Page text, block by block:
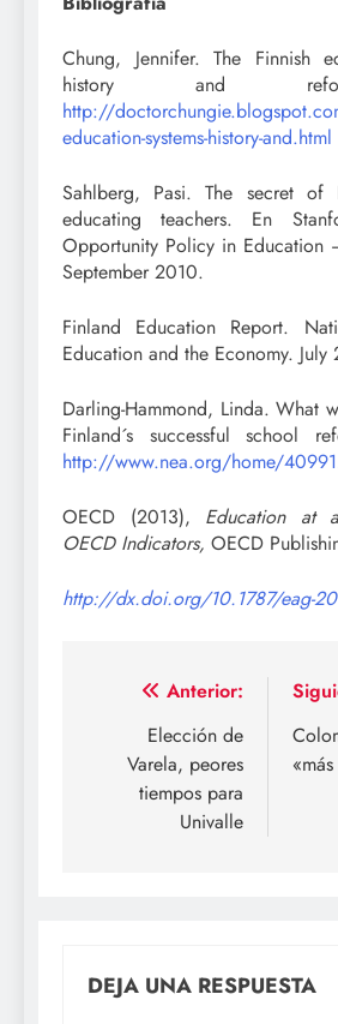
Chung, Jennifer. The Finnish
history and
http://
education-systems-history-and.html
Sahlberg, Pasi. The secret of
educating teachers. En
Opportunity Policy in Education
September 2010.
Finland Education Report.
Education and the Economy.
Darling-Hammond, Linda. What
Finland´s successful school
http://www.nea.org/home/
OECD (2013), Education at
OECD Indicators, OECD
http://dx.doi.org/10.1787/eag-
Navegación
entradas
Anterior:
Elección de
Varela, peores
tiempos para
Univalle
DEJA UNA RESPUESTA